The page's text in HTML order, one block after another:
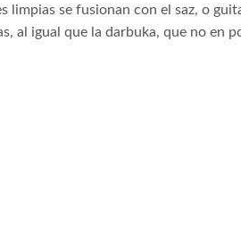
limpias se fusionan con el saz, o
al igual que la darbuka, que no en